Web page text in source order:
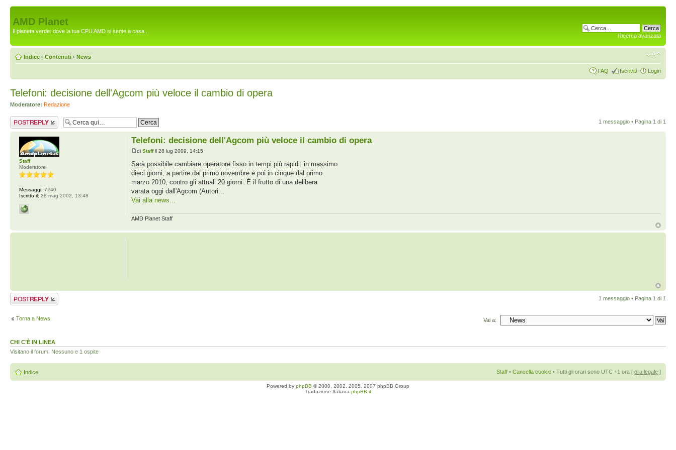
AMD Planet
Il pianeta verde: dove la tua CPU AMD si sente a casa...
Ricerca avanzata
Indice ‹ Contenuti ‹ News
FAQ Iscriviti Login
Telefoni: decisione dell'Agcom più veloce il cambio di opera
Moderatore: Redazione
Rispondi al
messaggio
1 messaggio • Pagina 1 di 1
Telefoni: decisione dell'Agcom più veloce il cambio di opera
diStaffil 28 lug 2009, 14:15
Sarà possibile cambiare operatore fisso in tempi più rapidi: in massimo
dieci giorni, a partire dal primo novembre e poi in cinque dal primo
marzo 2010, contro gli attuali 20 giorni. È il frutto di una delibera
varata oggi dall'Agcom (Autori...
Vai alla news...
AMD Planet Staff
Staff
Moderatore
Messaggi: 7240
Iscritto il: 28 mag 2002, 13:48
Rispondi al
messaggio
1 messaggio • Pagina 1 di 1
Torna a News Vai a:
CHI C’È IN LINEA
Visitano il forum: Nessuno e 1 ospite
Indice Staff • Cancella cookie • Tutti gli orari sono UTC +1 ora [ ora legale ]
Powered by phpBB © 2000, 2002, 2005, 2007 phpBB Group
Traduzione Italiana phpBB.it